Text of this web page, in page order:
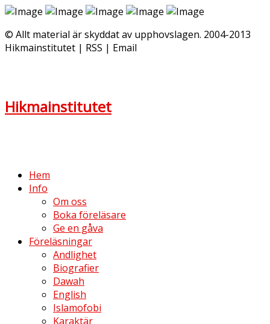
© Allt material är skyddat av upphovslagen. 2004-2013
Hikmainstitutet | RSS | Email
Hikmainstitutet
Hem
Info
Om oss
Boka föreläsare
Ge en gåva
Föreläsningar
Andlighet
Biografier
Dawah
English
Islamofobi
Karaktär